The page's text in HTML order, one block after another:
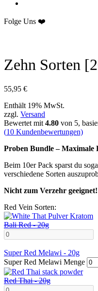
Folge Uns ❤️
Zehn Sorten
55,95 €
Enthält 19% MwSt.
zzgl. Versand
Bewertet mit 4.80 von 5,
(10 Kundenbewertungen)
Proben Bundle – Maximale
Beim 10er Pack sparst du
verschiedene Sorten
Nicht zum Verzehr
Red Vein Sorten:
Bali Red - 20g
Super Red Melawi - 20g
Super Red Melawi Menge
Red Thai - 20g